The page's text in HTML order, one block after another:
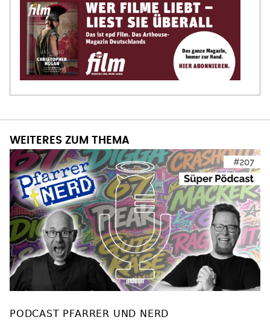
WEITERES ZUM THEMA
PODCAST PFARRER UND NERD